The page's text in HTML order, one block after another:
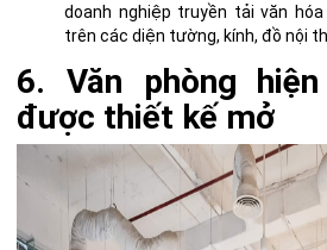
doanh nghiệp truyền tải văn
trên các diện tường, kính, đồ nội
6. Văn phòng
được thiết kế mở